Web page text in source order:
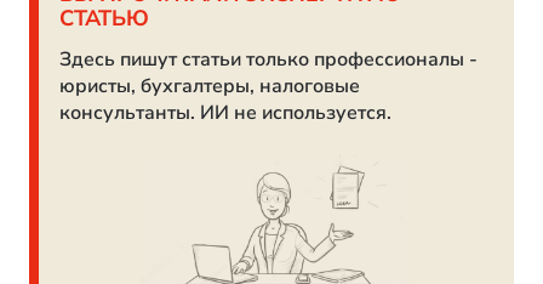
СТАТЬЮ
Здесь пишут статьи только профессионалы -
юристы, бухгалтеры, налоговые
консультанты. ИИ не используется.